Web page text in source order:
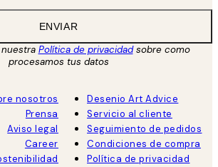
ENVIAR
Política de privacidadsobre como
procesamos tus datos
nosotros
Prensa
Aviso legal
Career
Desenio Art Advice
Servicio al cliente
Seguimiento de pedidos
Condiciones de compra
Política de privacidad